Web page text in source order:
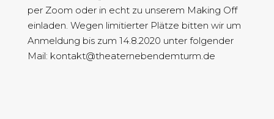
per Zoom oder in echt zu unserem Making Off
einladen. Wegen limitierter Plätze bitten wir um
Anmeldung bis zum 14.8.2020 unter folgender
Mail: kontakt@theaternebendemturm.de